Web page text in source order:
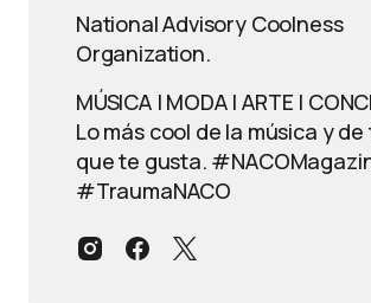
National Advisory Coolness
Organization.
MÚSICA | MODA | ARTE |
Lo más cool de la música y
que te gusta.
#TraumaNACO